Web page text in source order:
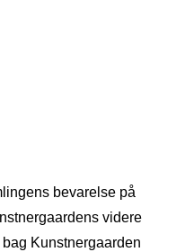
bevarelse på
videre
Kunstnergaarden